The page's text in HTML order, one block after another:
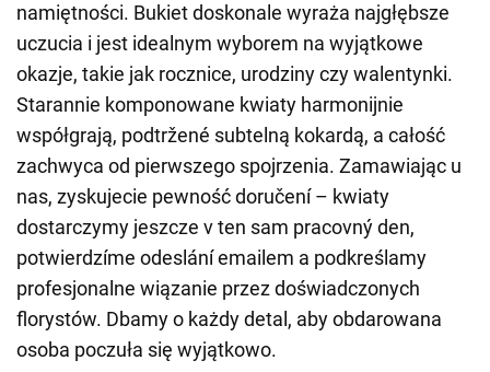
namiętności. Bukiet doskonale wyraża najgłębsze
uczucia i jest idealnym wyborem na wyjątkowe
okazje, takie jak rocznice, urodziny czy walentynki.
Starannie komponowane kwiaty harmonijnie
współgrają, podtržené subtelną kokardą, a całość
zachwyca od pierwszego spojrzenia. Zamawiając u
nas, zyskujecie pewność doručení – kwiaty
dostarczymy jeszcze v ten sam pracovný den,
potwierdzíme odeslání emailem a podkreślamy
profesjonalne wiązanie przez doświadczonych
florystów. Dbamy o każdy detal, aby obdarowana
osoba poczuła się wyjątkowo.